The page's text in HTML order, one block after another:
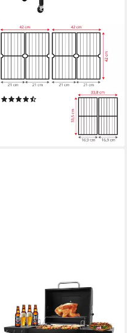
TAINO
DUO, Kohlerost
2in1, Seitentisch klappbar
mtl. in 24 Raten
lieferbar - in 5-6 Werktagen bei dir